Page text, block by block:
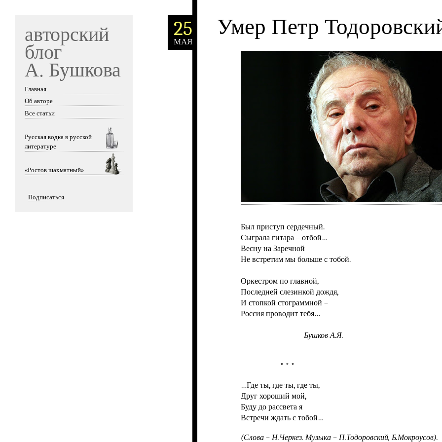
авторский
блог
А. Бушкова
Skip to content
Главная
Об авторе
Все статьи
Русская водка в русской
литературе
«Ростов шахматный»
Подписаться
25
МАЯ
Умер Петр
Был приступ сердечный.
Сыграла гитара – отбой…
Весну на Заречной
Не встретим мы больше с тобой.
Оркестром по главной,
Последней слезинкой дождя,
И стопкой стограммной –
Россия проводит тебя…
Бушков А.Я.
* * *
…Где ты, где ты, где ты,
Друг хороший мой,
Буду до рассвета я
Встречи ждать с тобой…
(Слова – Н.Черкез. Музыка – П.Тодоровский, Б.Мокроусов).